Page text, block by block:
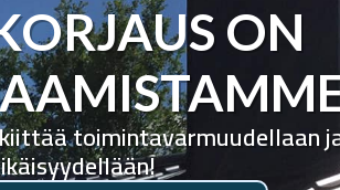
ON
toimintavarmuudellaan